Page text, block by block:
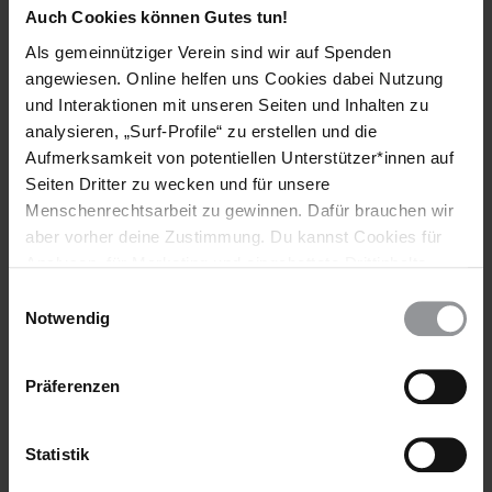
Auch Cookies können Gutes tun!
Als gemeinnütziger Verein sind wir auf Spenden
angewiesen. Online helfen uns Cookies dabei Nutzung
und Interaktionen mit unseren Seiten und Inhalten zu
analysieren, „Surf-Profile“ zu erstellen und die
Aufmerksamkeit von potentiellen Unterstützer*innen auf
Seiten Dritter zu wecken und für unsere
Menschenrechtsarbeit zu gewinnen. Dafür brauchen wir
aber vorher deine Zustimmung. Du kannst Cookies für
wieder ändern. Diesen Banner kannst Du über den Link
Notwendig
Präferenzen
Statistik
Weitere Informationen
Themen
Bildung